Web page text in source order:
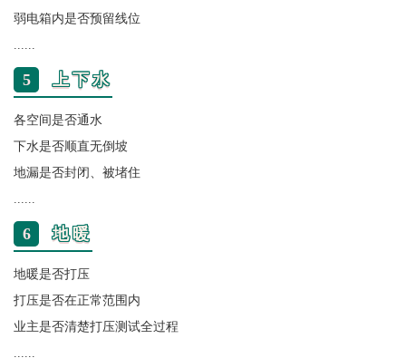
弱电箱内是否预留线位
......
5 上下水
各空间是否通水
下水是否顺直无倒坡
地漏是否封闭、被堵住
......
6 地暖
地暖是否打压
打压是否在正常范围内
业主是否清楚打压测试全过程
......